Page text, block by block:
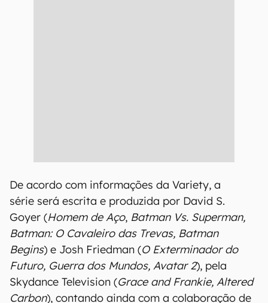
De acordo com informações da Variety, a
série será escrita e produzida por David S.
Goyer (Homem de Aço, Batman Vs. Superman,
Batman: O Cavaleiro das Trevas, Batman
Begins) e Josh Friedman (O Exterminador do
Futuro, Guerra dos Mundos, Avatar 2), pela
Skydance Television (Grace and Frankie, Altered
Carbon), contando ainda com a colaboração de